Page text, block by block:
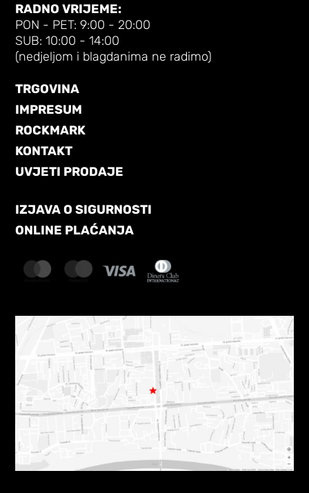
RADNO VRIJEME:
PON - PET: 9:00 - 20:00
SUB: 10:00 - 14:00
(nedjeljom i blagdanima ne radimo)
TRGOVINA
IMPRESUM
ROCKMARK
KONTAKT
UVJETI PRODAJE
IZJAVA O SIGURNOSTI
ONLINE PLAĆANJA